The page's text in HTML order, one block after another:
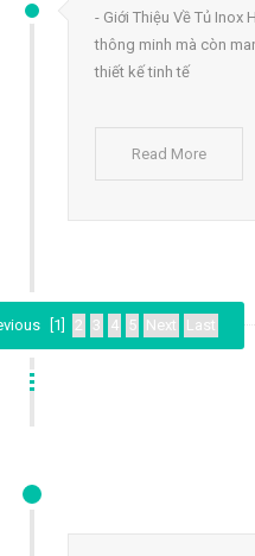
- Giới Thiệu Về Tủ
thông minh mà còn
thiết kế tinh tế
Read More
[1] 2 3 4 5 Next Last